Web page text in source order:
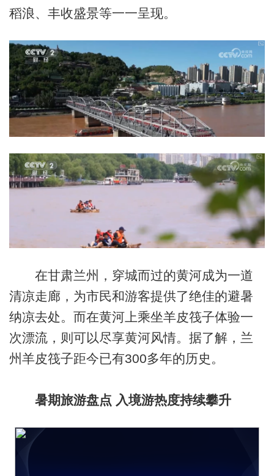
稻浪、丰收盛景等一一呈现。
在甘肃兰州，穿城而过的黄河成为一道
清凉走廊，为市民和游客提供了绝佳的避暑
纳凉去处。而在黄河上乘坐羊皮筏子体验一
次漂流，则可以尽享黄河风情。据了解，兰
州羊皮筏子距今已有300多年的历史。
暑期旅游盘点 入境游热度持续攀升